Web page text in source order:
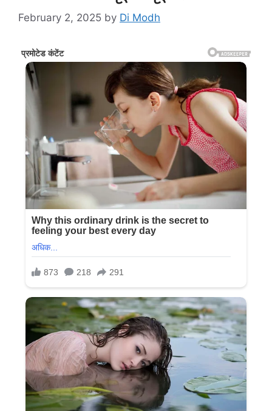
February 2, 2025 by Di Modh